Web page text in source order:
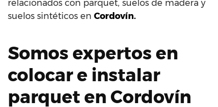
relacionados con parquet, suelos de madera y
suelos sintéticos en Cordovín.
Somos expertos en
colocar e instalar
parquet en Cordovín